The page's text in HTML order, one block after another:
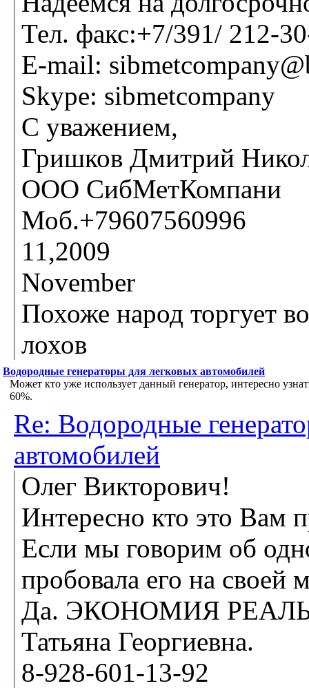
Тел. факс:+7/391/ 212-
E-mail:
Skype: sibmetcompany
С уважением,
Гришков Дмитрий
ООО СибМетКомпани
Моб.+79607560996
11,2009
November
Похоже народ торгует
лохов
Водородные генераторы для легковых автомобилей
Может кто уже использует данный генератор, интересно
60%.
Re: Водородные
автомобилей
Олег Викторович!
Интересно кто это Вам
Если мы говорим об
пробовала его на своей
Да. ЭКОНОМИЯ
Татьяна Георгиевна.
8-928-601-13-92